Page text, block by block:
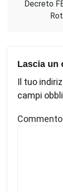
Decreto
Lascia un
Il tuo
campi
Commento